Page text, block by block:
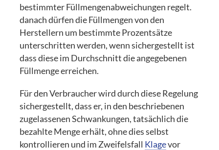
bestimmter Füllmengenabweichungen regelt.
danach dürfen die Füllmengen von den
Herstellern um bestimmte Prozentsätze
unterschritten werden, wenn sichergestellt ist
dass diese im Durchschnitt die angegebenen
Füllmenge erreichen.
Für den Verbraucher wird durch diese Regelung
sichergestellt, dass er, in den beschriebenen
zugelassenen Schwankungen, tatsächlich die
bezahlte Menge erhält, ohne dies selbst
kontrollieren und im Zweifelsfall Klagevor